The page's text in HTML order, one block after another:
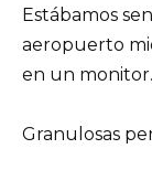
Estábamos
aeropuerto
en un monitor.
Granulosas